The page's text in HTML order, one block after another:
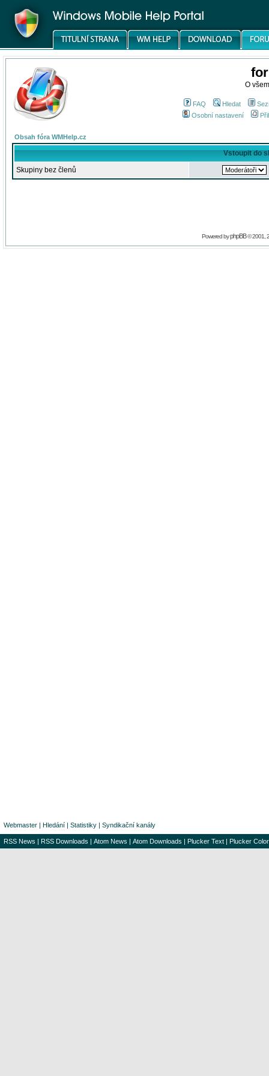
O
FAQ Hledat
Osobní nastavení
Obsah fóra WMHelp.cz
Vstoupit do
Skupiny bez členů
Powered byphpBB© 2001,
Webmaster | Hledání | Statistiky | Syndikační kanály
RSS News | RSS Downloads | Atom News | Atom Downloads | Plucker Text | Plucker Color